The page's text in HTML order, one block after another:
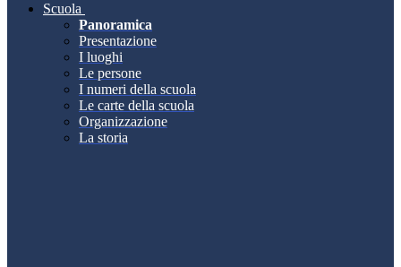
Scuola
Panoramica
Presentazione
I luoghi
Le persone
I numeri della scuola
Le carte della scuola
Organizzazione
La storia